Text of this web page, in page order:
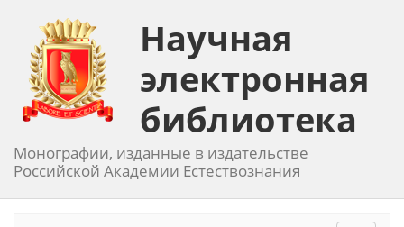
Научная
электронная
библиотека
Монографии, изданные в издательстве
Российской Академии Естествознания